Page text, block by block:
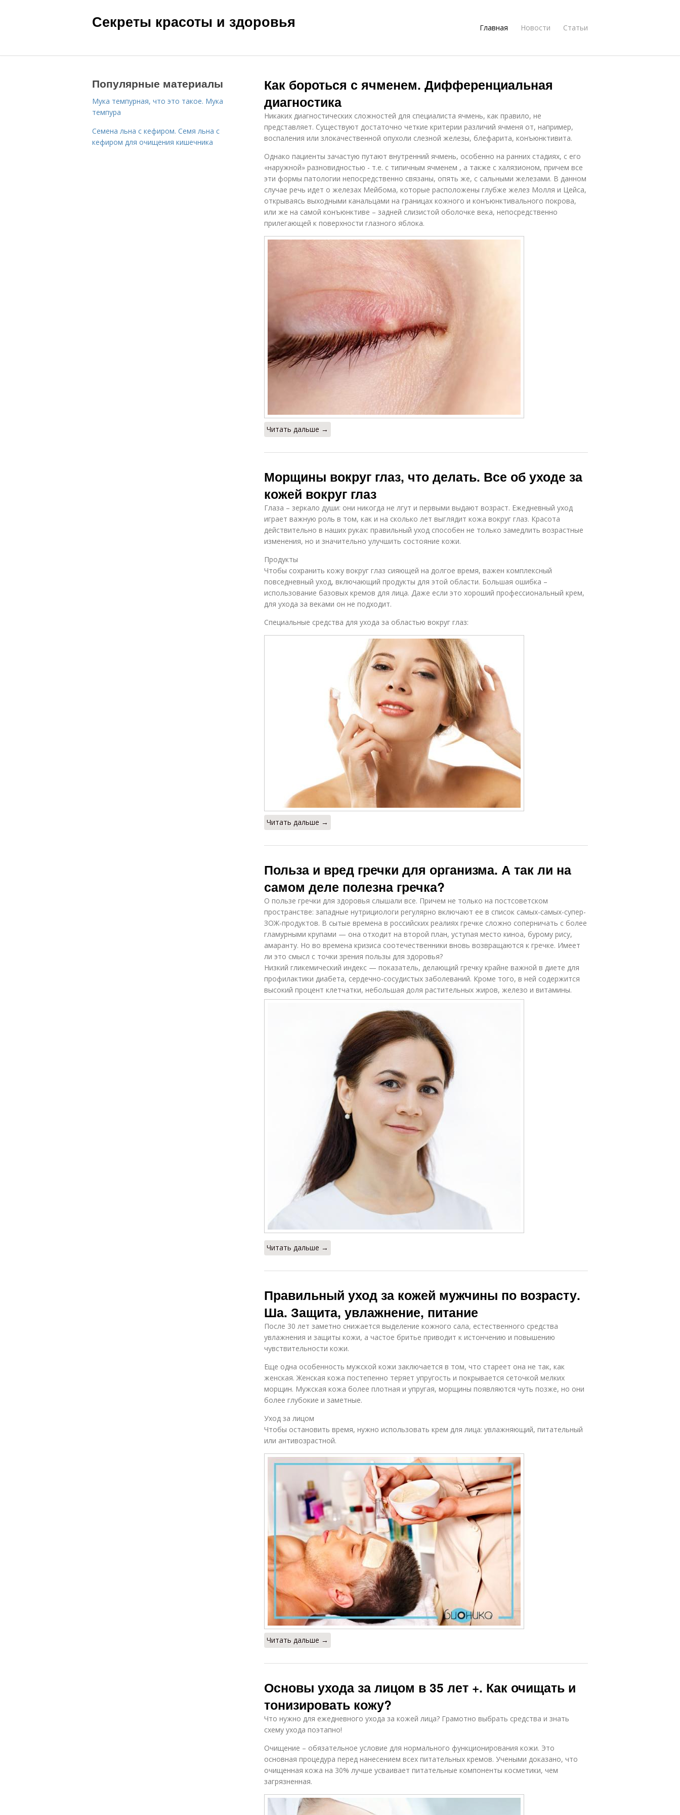
Секреты красоты и здоровья Главная Новости Статьи
Как бороться с ячменем. Дифференциальная
диагностика
Никаких диагностических сложностей для специалиста ячмень, как правило, не
представляет. Существуют достаточно четкие критерии различий ячменя от, например,
воспаления или злокачественной опухоли слезной железы, блефарита, конъюнктивита.
Однако пациенты зачастую путают внутренний ячмень, особенно на ранних стадиях, с его
«наружной» разновидностью - т.е. с типичным ячменем , а также с халязионом, причем все
эти формы патологии непосредственно связаны, опять же, с сальными железами. В данном
случае речь идет о железах Мейбома, которые расположены глубже желез Молля и Цейса,
открываясь выходными канальцами на границах кожного и конъюнктивального покрова,
или же на самой конъюнктиве – задней слизистой оболочке века, непосредственно
прилегающей к поверхности глазного яблока.
Читать дальше →
Морщины вокруг глаз, что делать. Все об уходе за
кожей вокруг глаз
Глаза – зеркало души: они никогда не лгут и первыми выдают возраст. Ежедневный уход
играет важную роль в том, как и на сколько лет выглядит кожа вокруг глаз. Красота
действительно в наших руках: правильный уход способен не только замедлить возрастные
изменения, но и значительно улучшить состояние кожи.
Продукты
Чтобы сохранить кожу вокруг глаз сияющей на долгое время, важен комплексный
повседневный уход, включающий продукты для этой области. Большая ошибка –
использование базовых кремов для лица. Даже если это хороший профессиональный крем,
для ухода за веками он не подходит.
Специальные средства для ухода за областью вокруг глаз:
Читать дальше →
Польза и вред гречки для организма. А так ли на
самом деле полезна гречка?
О пользе гречки для здоровья слышали все. Причем не только на постсоветском
пространстве: западные нутрициологи регулярно включают ее в список самых-самых-супер-
ЗОЖ-продуктов. В сытые времена в российских реалиях гречке сложно соперничать с более
гламурными крупами — она отходит на второй план, уступая место киноа, бурому рису,
амаранту. Но во времена кризиса соотечественники вновь возвращаются к гречке. Имеет
ли это смысл с точки зрения пользы для здоровья?
Низкий гликемический индекс — показатель, делающий гречку крайне важной в диете для
профилактики диабета, сердечно-сосудистых заболеваний. Кроме того, в ней содержится
высокий процент клетчатки, небольшая доля растительных жиров, железо и витамины.
Читать дальше →
Правильный уход за кожей мужчины по возрасту.
Ша. Защита, увлажнение, питание
После 30 лет заметно снижается выделение кожного сала, естественного средства
увлажнения и защиты кожи, а частое бритье приводит к истончению и повышению
чувствительности кожи.
Еще одна особенность мужской кожи заключается в том, что стареет она не так, как
женская. Женская кожа постепенно теряет упругость и покрывается сеточкой мелких
морщин. Мужская кожа более плотная и упругая, морщины появляются чуть позже, но они
более глубокие и заметные.
Уход за лицом
Чтобы остановить время, нужно использовать крем для лица: увлажняющий, питательный
или антивозрастной.
Читать дальше →
Основы ухода за лицом в 35 лет +. Как очищать и
тонизировать кожу?
Что нужно для ежедневного ухода за кожей лица? Грамотно выбрать средства и знать
схему ухода поэтапно!
Очищение – обязательное условие для нормального функционирования кожи. Это
основная процедура перед нанесением всех питательных кремов. Учеными доказано, что
очищенная кожа на 30% лучше усваивает питательные компоненты косметики, чем
загрязненная.
Популярные материалы
Мука темпурная, что это такое. Мука
темпура
Семена льна с кефиром. Семя льна с
кефиром для очищения кишечника